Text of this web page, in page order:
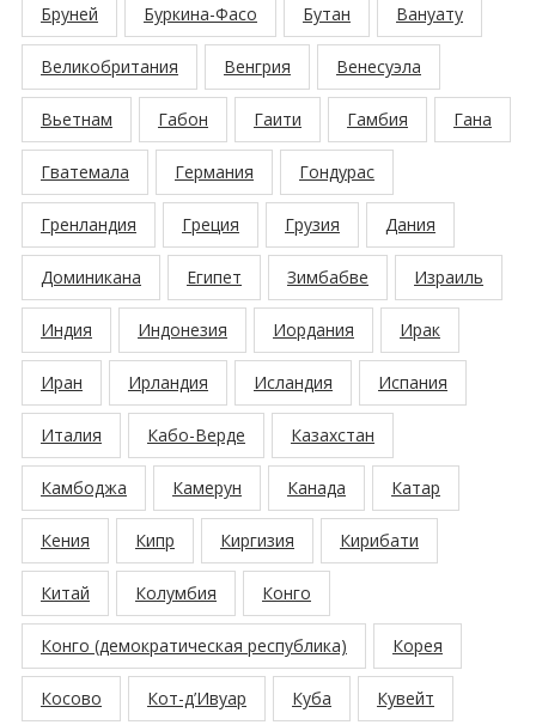
Бруней Буркина-Фасо Бутан Вануату
Великобритания Венгрия Венесуэла
Вьетнам Габон Гаити Гамбия Гана
Гватемала Германия Гондурас
Гренландия Греция Грузия Дания
Доминикана Египет Зимбабве Израиль
Индия Индонезия Иордания Ирак
Иран Ирландия Исландия Испания
Италия Кабо-Верде Казахстан
Камбоджа Камерун Канада Катар
Кения Кипр Киргизия Кирибати
Китай Колумбия Конго
Конго (демократическая республика) Корея
Косово Кот-д’Ивуар Куба Кувейт